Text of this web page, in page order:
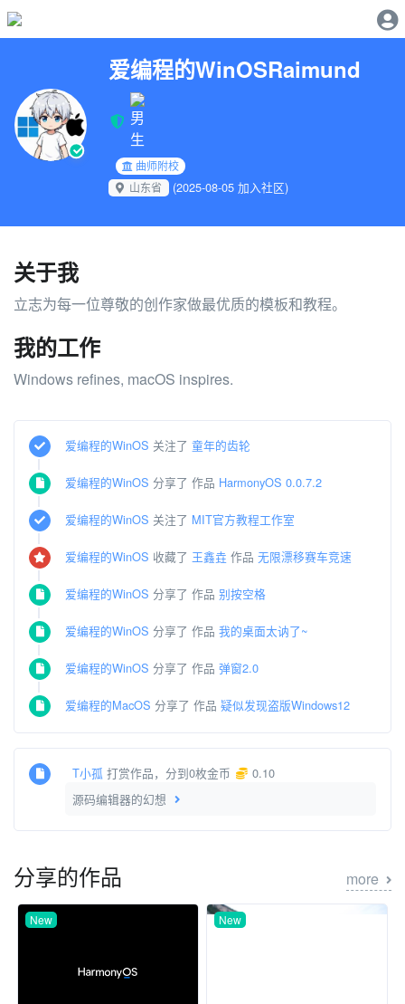
爱编程的WinOSRaimund
曲师附校
山东省
(2025-08-05 加入社区)
关于我
立志为每一位尊敬的创作家做最优质的模板和教程。
我的工作
Windows refines, macOS inspires.
爱编程的WinOS 关注了 童年的齿轮
爱编程的WinOS 分享了 作品 HarmonyOS 0.0.7.2
爱编程的WinOS 关注了 MIT官方教程工作室
爱编程的WinOS 收藏了 王鑫垚 作品 无限漂移赛车竞速
爱编程的WinOS 分享了 作品 别按空格
爱编程的WinOS 分享了 作品 我的桌面太讷了~
爱编程的WinOS 分享了 作品 弹窗2.0
爱编程的MacOS 分享了 作品 疑似发现盗版Windows12
T小孤 打赏作品，分到0枚金币
0.10
源码编辑器的幻想
分享的作品 more
New New